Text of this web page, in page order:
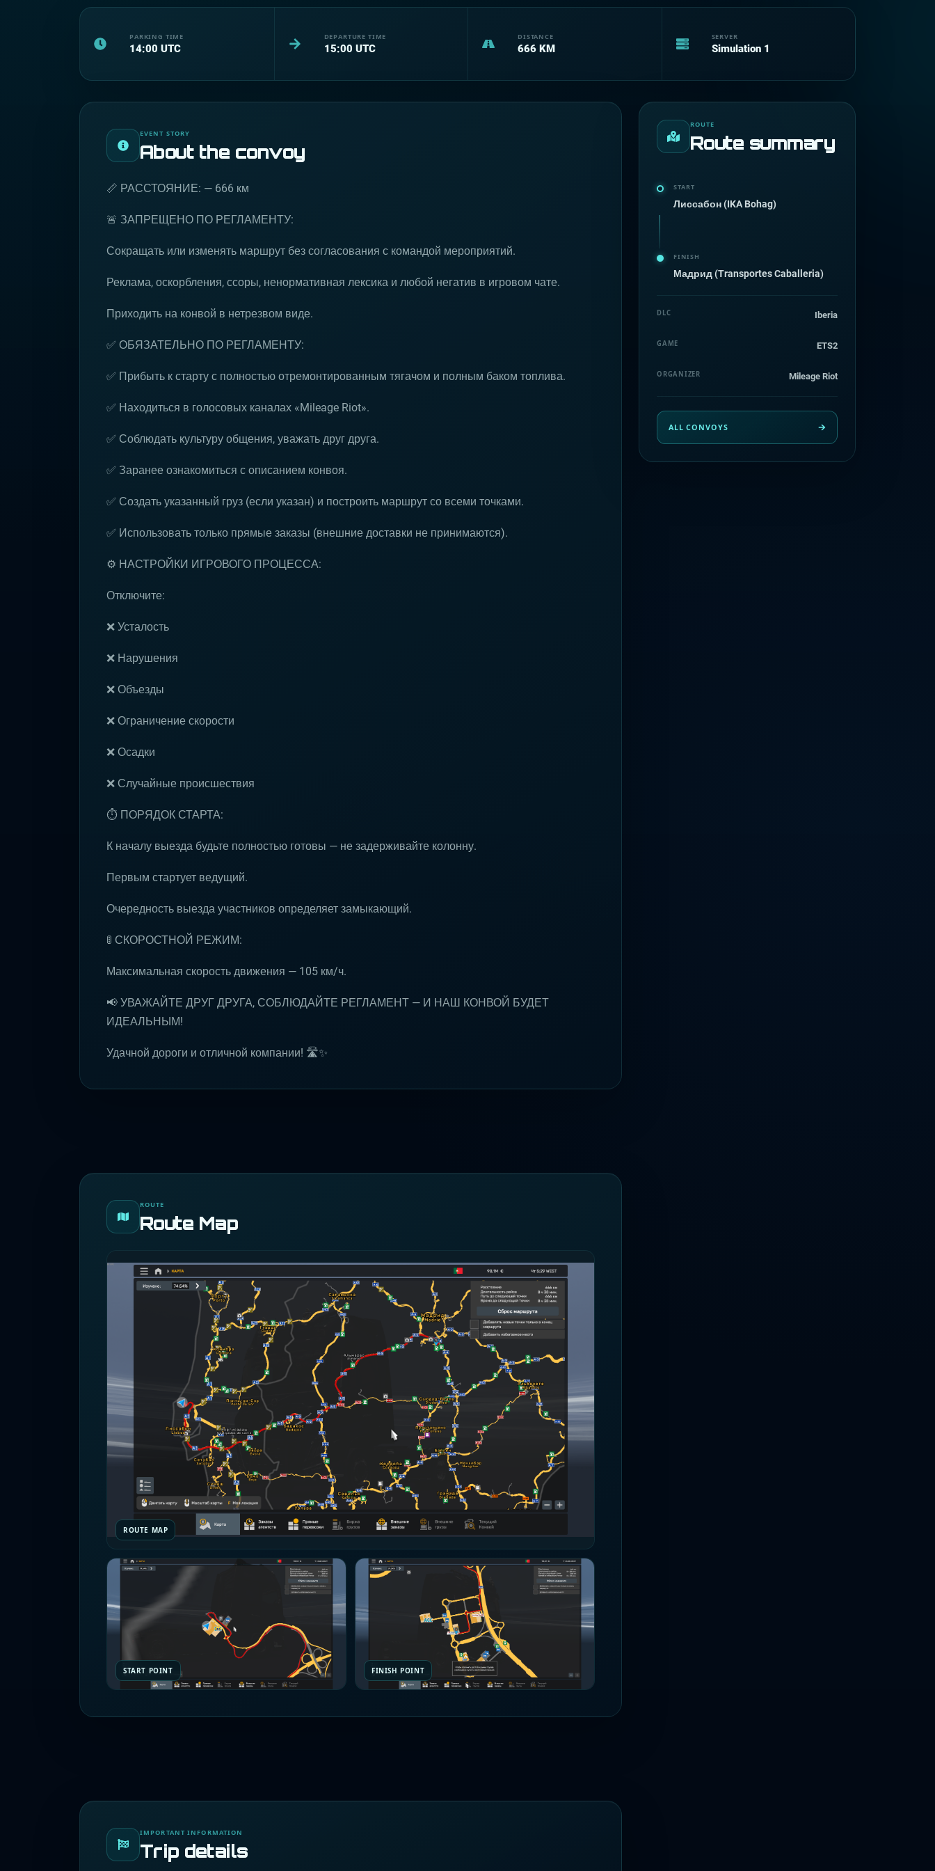
PARKING TIME
14:00 UTC
DEPARTURE TIME
15:00 UTC
DISTANCE
666 KM
SERVER
Simulation 1
EVENT STORY
About the convoy
📏 РАССТОЯНИЕ: — 666 км
🚨 ЗАПРЕЩЕНО ПО РЕГЛАМЕНТУ:
Сокращать или изменять маршрут без согласования с командой мероприятий.
Реклама, оскорбления, ссоры, ненормативная лексика и любой негатив в игровом чате.
Приходить на конвой в нетрезвом виде.
✅ ОБЯЗАТЕЛЬНО ПО РЕГЛАМЕНТУ:
✅ Прибыть к старту с полностью отремонтированным тягачом и полным баком топлива.
✅ Находиться в голосовых каналах «Mileage Riot».
✅ Соблюдать культуру общения, уважать друг друга.
✅ Заранее ознакомиться с описанием конвоя.
✅ Создать указанный груз (если указан) и построить маршрут со всеми точками.
✅ Использовать только прямые заказы (внешние доставки не принимаются).
⚙️ НАСТРОЙКИ ИГРОВОГО ПРОЦЕССА:
Отключите:
❌ Усталость
❌ Нарушения
❌ Объезды
❌ Ограничение скорости
❌ Осадки
❌ Случайные происшествия
⏱ ПОРЯДОК СТАРТА:
К началу выезда будьте полностью готовы — не задерживайте колонну.
Первым стартует ведущий.
Очередность выезда участников определяет замыкающий.
🚦 СКОРОСТНОЙ РЕЖИМ:
Максимальная скорость движения — 105 км/ч.
📢 УВАЖАЙТЕ ДРУГ ДРУГА, СОБЛЮДАЙТЕ РЕГЛАМЕНТ — И НАШ КОНВОЙ БУДЕТ
ИДЕАЛЬНЫМ!
Удачной дороги и отличной компании! 🛣️✨
ROUTE
Route Map
ROUTE MAP
START POINT FINISH POINT
IMPORTANT INFORMATION
Trip details
ROUTE
Route summary
START
Лиссабон (IKA Bohag)
FINISH
Мадрид (Transportes Caballeria)
DLC Iberia
GAME ETS2
ORGANIZER Mileage Riot
ALL CONVOYS